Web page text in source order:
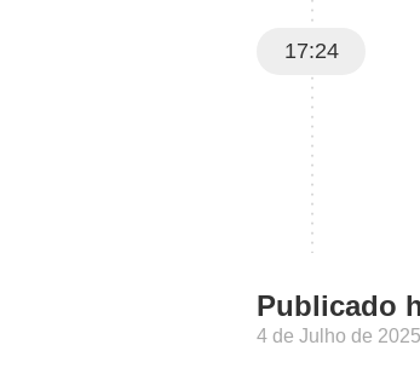
17:24
Publicado
4 de Julho de 2025